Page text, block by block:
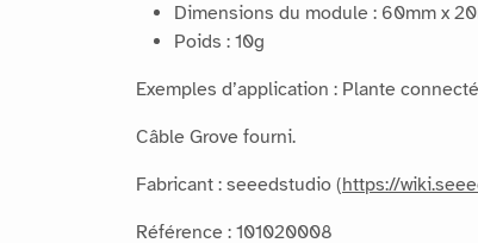
Dimensions du module : 60mm x
Poids : 10g
Exemples d’application : Plante
Câble Grove fourni.
Fabricant : seeedstudio (https://
Référence : 101020008